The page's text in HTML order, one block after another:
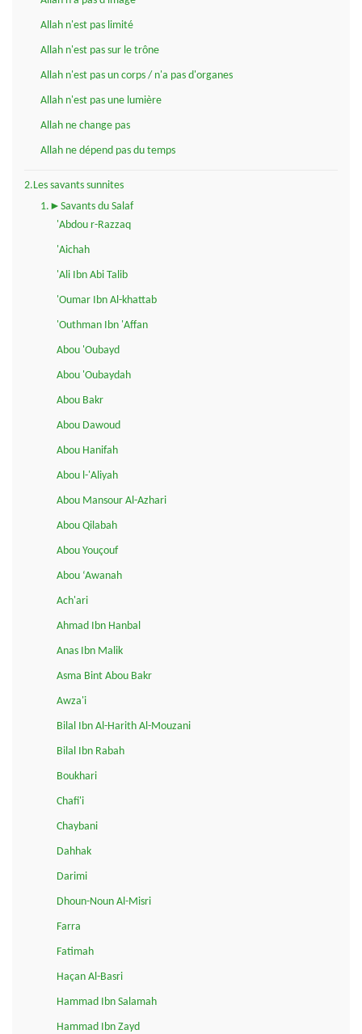
Allah n'est pas limité
Allah n'est pas sur le trône
Allah n'est pas un corps / n'a pas d'organes
Allah n'est pas une lumière
Allah ne change pas
Allah ne dépend pas du temps
2.Les savants sunnites
1.►Savants du Salaf
'Abdou r-Razzaq
'Aichah
'Ali Ibn Abi Talib
'Oumar Ibn Al-khattab
'Outhman Ibn 'Affan
Abou 'Oubayd
Abou 'Oubaydah
Abou Bakr
Abou Dawoud
Abou Hanifah
Abou l-'Aliyah
Abou Mansour Al-Azhari
Abou Qilabah
Abou Youçouf
Abou ‘Awanah
Ach'ari
Ahmad Ibn Hanbal
Anas Ibn Malik
Asma Bint Abou Bakr
Awza'i
Bilal Ibn Al-Harith Al-Mouzani
Bilal Ibn Rabah
Boukhari
Chafi'i
Chaybani
Dahhak
Darimi
Dhoun-Noun Al-Misri
Farra
Fatimah
Haçan Al-Basri
Hammad Ibn Salamah
Hammad Ibn Zayd